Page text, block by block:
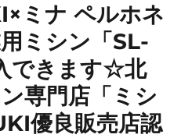
ミナ ペルホネ
ミシン「SL-
できます☆北
専門店「ミシ
優良販売店認